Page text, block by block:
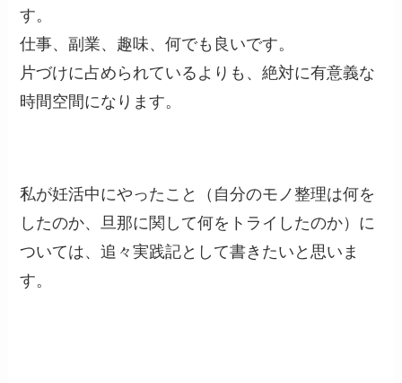
す。
仕事、副業、趣味、何でも良いです。
片づけに占められているよりも、絶対に有意義な
時間空間になります。
私が妊活中にやったこと（自分のモノ整理は何を
したのか、旦那に関して何をトライしたのか）に
ついては、追々実践記として書きたいと思いま
す。